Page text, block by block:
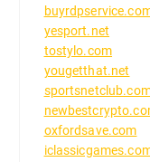
yesport.net
tostylo.com
yougetthat.net
oxfordsave.com